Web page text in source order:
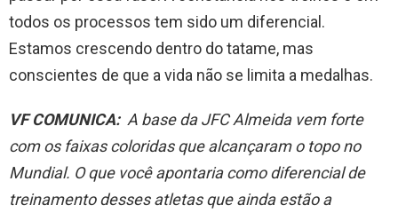
todos os processos tem sido um diferencial.
Estamos crescendo dentro do tatame, mas
conscientes de que a vida não se limita a medalhas.
VF COMUNICA:A base da JFC Almeida vem forte
com os faixas coloridas que alcançaram o topo no
Mundial. O que você apontaria como diferencial de
treinamento desses atletas que ainda estão a